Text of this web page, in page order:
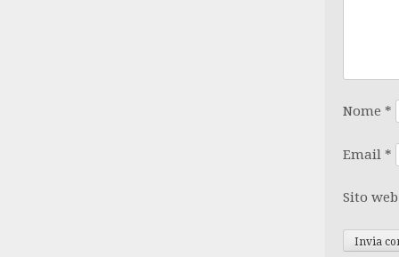
Nome *
Email *
Sito web